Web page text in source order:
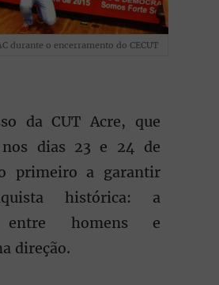
durante o encerramento do CECUT
da CUT Acre, que
nos dias 23 e 24 de
primeiro a garantir
histórica: a
entre homens e
direção.